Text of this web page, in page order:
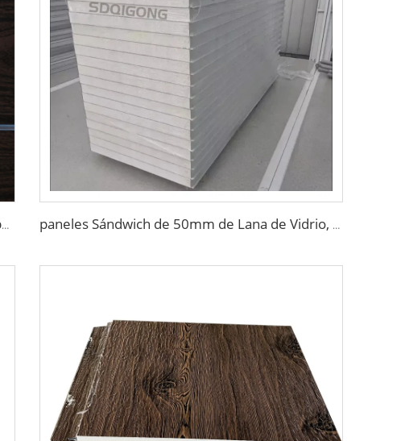
revestimiento metálico de 16 mm - Panel de pared aislado con poliuretano para casas y edificios en Chile paneles Sándwich de 50mm de Lana de Vidrio, Lana de Roca, PU, EPS con Tablero de Purificación de Magnesio para Sala Limpia con ISO CE